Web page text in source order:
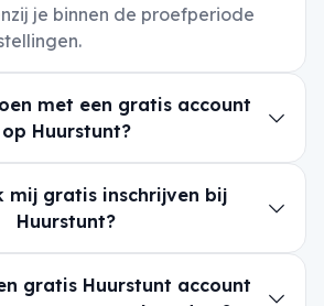
je binnen de proefperiode
met een gratis account
op Huurstunt?
mij gratis inschrijven bij
Huurstunt?
gratis Huurstunt account